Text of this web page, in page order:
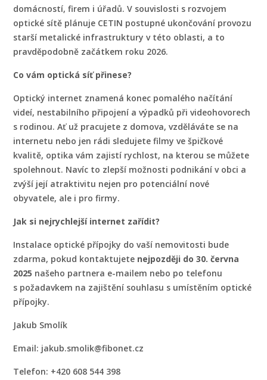
domácností, firem i úřadů. V souvislosti s rozvojem
optické sítě plánuje CETIN postupné ukončování provozu
starší metalické infrastruktury v této oblasti, a to
pravděpodobně začátkem roku 2026.
Co vám optická síť přinese?
Optický internet znamená konec pomalého načítání
videí, nestabilního připojení a výpadků při videohovorech
s rodinou. Ať už pracujete z domova, vzděláváte se na
internetu nebo jen rádi sledujete filmy ve špičkové
kvalitě, optika vám zajistí rychlost, na kterou se můžete
spolehnout. Navíc to zlepší možnosti podnikání v obci a
zvýší její atraktivitu nejen pro potenciální nové
obyvatele, ale i pro firmy.
Jak si nejrychlejší internet zařídit?
Instalace optické přípojky do vaší nemovitosti bude
zdarma, pokud kontaktujete nejpozději do 30. června
2025 našeho partnera e-mailem nebo po telefonu
s požadavkem na zajištění souhlasu s umístěním optické
přípojky.
Jakub Smolík
Email: jakub.smolik@fibonet.cz
Telefon: +420 608 544 398